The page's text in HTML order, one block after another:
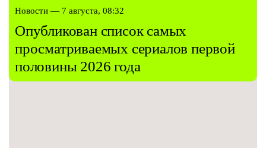
Новости — 7 августа, 08:32
Опубликован список самых
просматриваемых сериалов первой
половины 2026 года